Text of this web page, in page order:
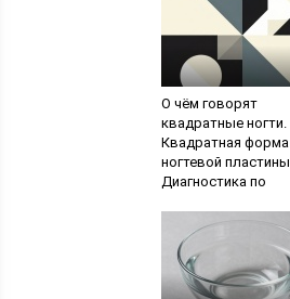
О чём говорят
квадратные ногти.
Квадратная форма
ногтевой пластины.
Диагностика по